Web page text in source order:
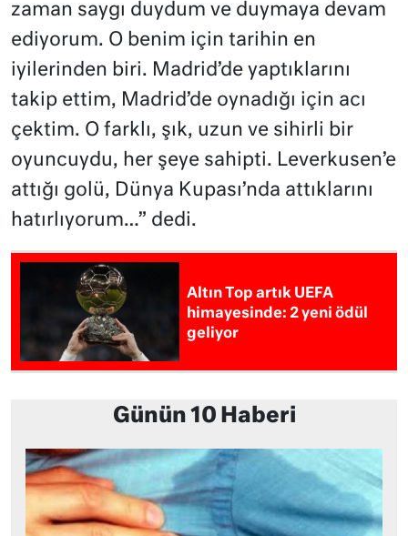
zaman saygı duydum ve duymaya devam
ediyorum. O benim için tarihin en
iyilerinden biri. Madrid’de yaptıklarını
takip ettim, Madrid’de oynadığı için acı
çektim. O farklı, şık, uzun ve sihirli bir
oyuncuydu, her şeye sahipti. Leverkusen’e
attığı golü, Dünya Kupası’nda attıklarını
hatırlıyorum…” dedi.
Altın Top artık UEFA
himayesinde: 2 yeni ödül
geliyor
Günün 10 Haberi